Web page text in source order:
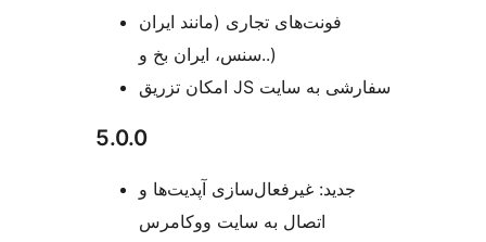
فونت‌های تجاری (مانند ایران
سنس، ایران بخ و..)
امکان تزریق JS سفارشی به سایت
5.0.0
جدید: غیرفعال‌سازی آپدیت‌ها و
اتصال به سایت ووکامرس